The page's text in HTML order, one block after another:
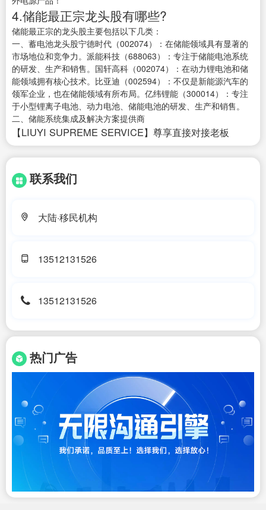
4.储能最正宗龙头股有哪些?
储能最正宗的龙头股主要包括以下几类：
一、蓄电池龙头股宁德时代（002074）：在储能领域具有显著的
市场地位和竞争力。派能科技（688063）：专注于储能电池系统
的研发、生产和销售。国轩高科（002074）：在动力锂电池和储
能领域拥有核心技术。比亚迪（002594）：不仅是新能源汽车的
领军企业，也在储能领域有所布局。亿纬锂能（300014）：专注
于小型锂离子电池、动力电池、储能电池的研发、生产和销售。
二、储能系统集成及解决方案提供商
【LIUYI SUPREME SERVICE】尊享直接对接老板
联系我们
大陆·移民机构
13512131526
13512131526
热门广告